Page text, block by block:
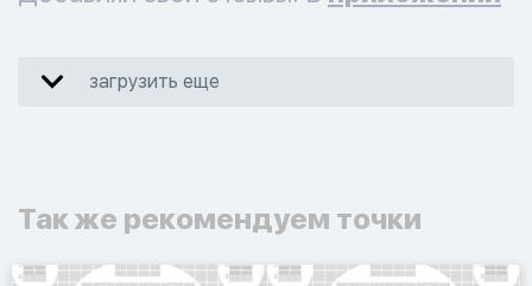
загрузить еще
Так же рекомендуем точки